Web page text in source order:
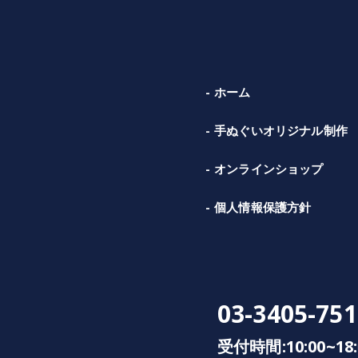
ホーム
手ぬぐいオリジナル制作
オンラインショップ
個人情報保護方針
03-3405-
受付時間